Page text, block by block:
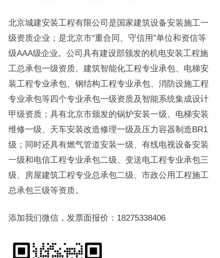
北京城建安装工程有限公司是国家建筑设备安装施工一
级资质企业；是北京市“重合同、守信用”单位和资信等
级AAA级企业。公司具有建设部颁发的机电安装工程施
工总承包一级资质、建筑智能化工程专业承包、电梯安
装工程专业承包、钢结构工程专业承包、消防设施工程
专业承包等四个专业承包一级资质及智能系统集成设计
甲级资质；具有北京市颁发的锅炉安装一级、电梯安装
维修一级、天车安装改造修理一级及压力容器制造BR1
级；同时还具有燃气管道安装一级、有线电视设备安装
一级和电信工程专业承包二级、变送电工程专业承包三
级、房屋建筑工程专业总承包二级、市政公用工程施工
总承包三级等资质。
添加我们微信，发票面报价：18275338406